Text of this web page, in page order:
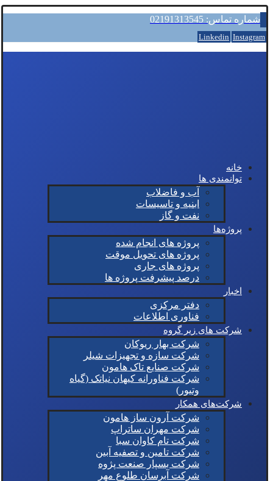
شماره تماس: 02191313545
Linkedin Instagram
خانه
توانمندی ها
آب و فاضلاب
ابنیه و تاسیسات
نفت و گاز
پروژه‌ها
پروژه های انجام شده
پروژه های تحویل موقت
پروژه های جاری
درصد پیشرفت پروژه ها
اخبار
دفتر مرکزی
فناوری اطلاعات
شرکت های زیر گروه
شرکت بهار ریوکان
شرکت سازه و تجهیزات شیلر
شرکت صنایع تاک هامون
شرکت فناورانه کیهان نیاتک (گیاه
وتیور)
شرکت‌های همکار
شرکت آرون ساز هامون
شرکت مهران ساتراپ
شرکت تام کاوان سبا
شرکت تامین و تصفیه آبین
شرکت بسپار صنعت پژوه
شرکت آبرسان طلوع مهر